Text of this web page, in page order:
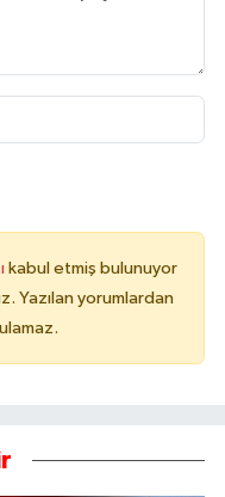
kabul etmiş bulunuyor
Yazılan yorumlardan